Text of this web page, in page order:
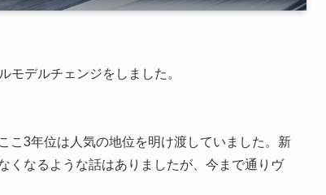
モデルチェンジをしました。
こ3年位は人気の地位を明け渡していました。新
くなるような話はありましたが、今まで通りヴ